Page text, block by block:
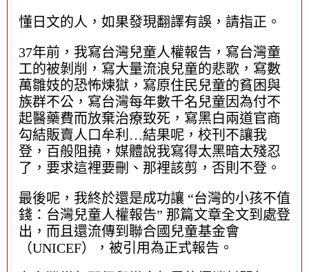
懂日文的人，如果發現翻譯有誤，請指正。
37年前，我寫台灣兒童人權報告，寫台灣童
工的被剝削，寫大量流浪兒童的悲歌，寫數
萬雛妓的恐怖煉獄，寫原住民兒童的貧困與
族群不公，寫台灣每年數千名兒童因為付不
起醫藥費而放棄治療致死，寫黑白兩道官商
勾結販賣人口牟利…結果呢，校刊不讓我
登，百般阻撓，媒體說我寫得太黑暗太殘忍
了，要求這裡要刪、那裡該剪，否則不登。
最後呢，我終於還是成功讓 “台灣的小孩不值
錢：台灣兒童人權報告” 那篇文章全文到處登
出，而且還流傳到聯合國兒童基金會
（UNICEF），被引用為正式報告。